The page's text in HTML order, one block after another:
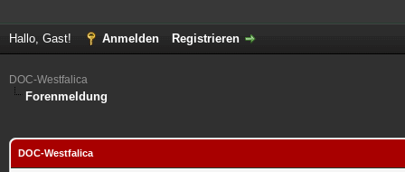
Hallo, Gast! Anmelden Registrieren
DOC-Westfalica
Forenmeldung
DOC-Westfalica